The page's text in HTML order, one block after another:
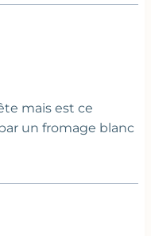
mais est ce
un fromage blanc